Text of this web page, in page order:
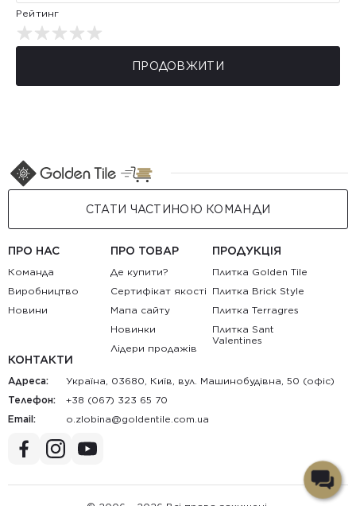
Рейтинг
ПРОДОВЖИТИ
СТАТИ ЧАСТИНОЮ КОМАНДИ
ПРО НАС
Команда
Виробництво
Новини
ПРО ТОВАР
Де купити?
Сертифікат якості
Мапа сайту
Новинки
Лідери продажів
ПРОДУКЦІЯ
Плитка Golden Tile
Плитка Brick Style
Плитка Terragres
Плитка Sant
Valentines
КОНТАКТИ
Адреса:
Україна, 03680, Київ, вул. Машинобудівна, 50 (офіс)
Телефон:
+38 (067) 323 65 70
Email:
au.moc.elitnedlog@anibolz.o